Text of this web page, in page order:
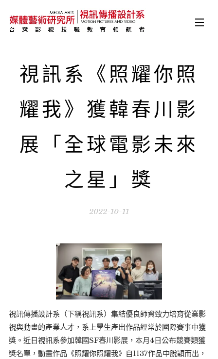
視訊系《照耀你照
耀我》獲韓春川影
展「全球電影未來
之星」獎
2022-10-11
視訊傳播設計系（下稱視訊系）集結優良師資致力培育從業影
視與動畫的產業人才，系上學生產出作品經常於國際賽事中獲
獎。近日視訊系參加韓國SF春川影展，本月4日公布競賽類獲
獎名單，動畫作品《照耀你照耀我》自1137作品中脫穎而出，